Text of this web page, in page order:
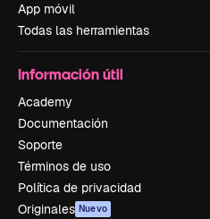
App móvil
Todas las herramientas
Información útil
Academy
Documentación
Soporte
Términos de uso
Política de privacidad
Originales Nuevo